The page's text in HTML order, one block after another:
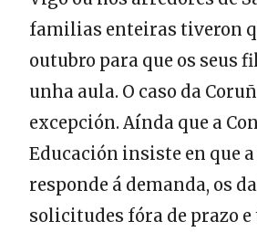
familias enteiras tiveron
outubro para que os seus
unha aula. O caso da
excepción. Aínda que a
Educación insiste en que
responde á demanda, os
solicitudes fóra de prazo